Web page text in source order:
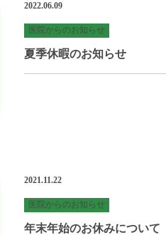
2022.06.09
医院からのお知らせ
夏季休暇のお知らせ
2021.11.22
医院からのお知らせ
年末年始のお休みについて